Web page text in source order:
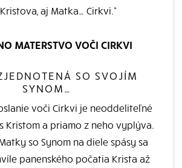
aj Matka… Cirkvi.“
MATERSTVO VOČI CIRKVI
SO SVOJÍM
SYNOM…
voči Cirkvi je neoddeliteľné
Kristom a priamo z neho vyplýva.
so Synom na diele spásy sa
panenského počatia Krista až